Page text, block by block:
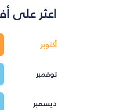
اعثر على
أكتوبر
نوفمبر
ديسمبر